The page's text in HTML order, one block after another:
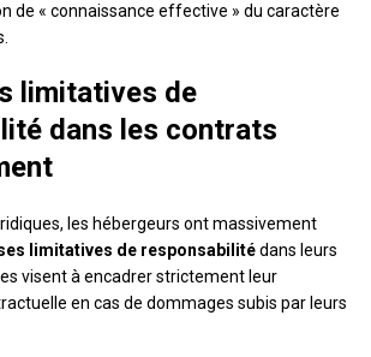
de « connaissance effective » du caractère
limitatives de
dans les contrats
les hébergeurs ont massivement
limitatives de responsabilitédans leurs
visent à encadrer strictement leur
en cas de dommages subis par leurs